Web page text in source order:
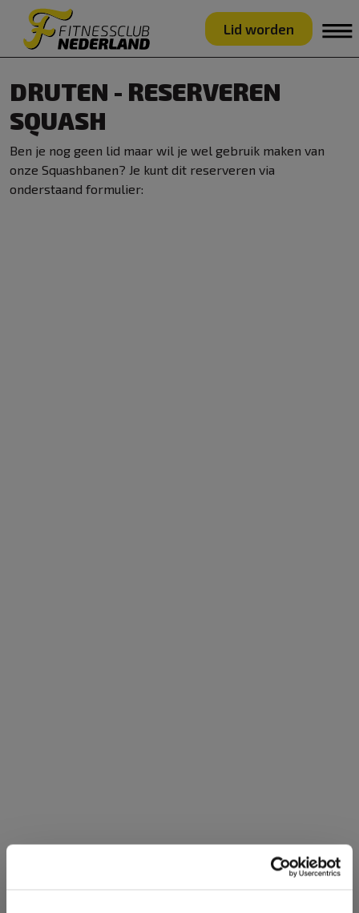
Lid worden
DRUTEN - RESERVEREN
SQUASH
Ben je nog geen lid maar wil je wel gebruik maken van
onze Squashbanen? Je kunt dit reserveren via
onderstaand formulier: